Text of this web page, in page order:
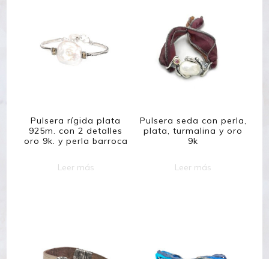
Pulsera rígida plata
925m. con 2 detalles
oro 9k. y perla barroca
Leer más
Pulsera seda con perla,
plata, turmalina y oro
9k
Leer más